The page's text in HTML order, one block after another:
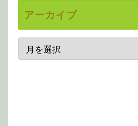
アーカイブ